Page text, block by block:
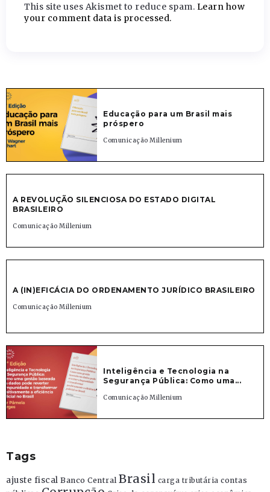
This site uses Akismet to reduce spam. Learn how
your comment data is processed.
Educação para um Brasil mais
próspero
Comunicação Millenium
A REVOLUÇÃO SILENCIOSA DO ESTADO DIGITAL
BRASILEIRO
Comunicação Millenium
A (IN)EFICÁCIA DO ORDENAMENTO JURÍDICO BRASILEIRO
Comunicação Millenium
Inteligência e Tecnologia na
Segurança Pública: Como uma...
Comunicação Millenium
Tags
ajuste fiscal Banco Central Brasil carga tributária contas